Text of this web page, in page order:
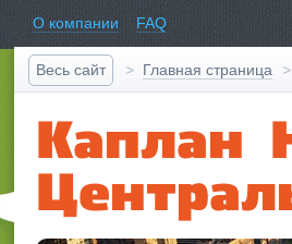
О компании FAQ
Весь сайт Главная страница
Каплан